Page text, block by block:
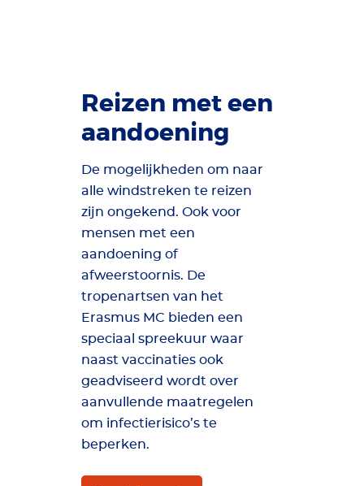
Reizen met een
aandoening
De mogelijkheden om naar
alle windstreken te reizen
zijn ongekend. Ook voor
mensen met een
aandoening of
afweerstoornis. De
tropenartsen van het
Erasmus MC bieden een
speciaal spreekuur waar
naast vaccinaties ook
geadviseerd wordt over
aanvullende maatregelen
om infectierisico’s te
beperken.